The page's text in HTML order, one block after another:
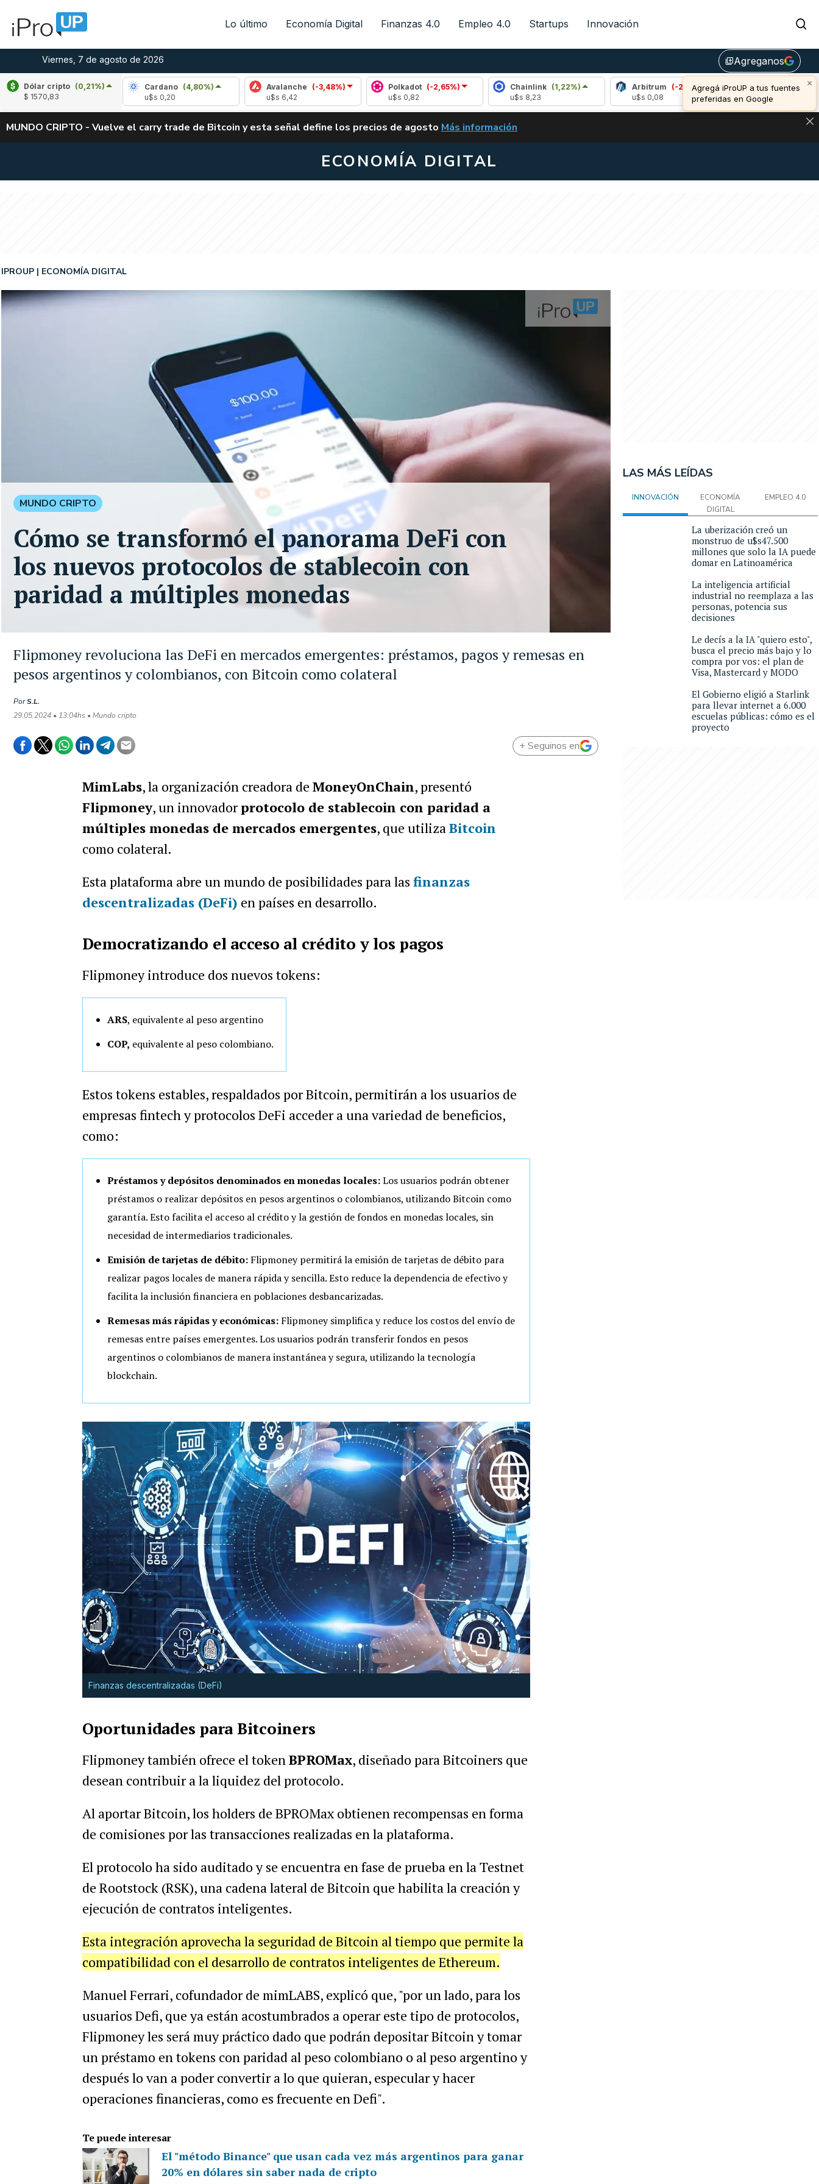
Lo último Economía Digital Finanzas 4.0 Empleo 4.0 Startups Innovación
Viernes, 7 de agosto de 2026 library_addAgreganos
×
Agregá iProUP a tus fuentes
preferidas en Google
Dólar cripto (0,21%)
$ 1570,83
(-1,57%)
Cardano
(4,80%)
Avalanche (-3,48%)
Polkadot
(-2,65%)
Chainlink
(1,22%)
Arbitrum
(-2,26%)
Bitcoin
(-0,21%)
u$s 64.382,00
ALERTA
MUNDO CRIPTO - Vuelve el carry trade de Bitcoin y esta señal define los precios de agosto VUELVE EL CARRY TRADE DE BITCOIN Y ESTA SEÑAL DEFINE LOS PRECIOS DE
Más información
ECONOMÍA DIGITAL
Flipmoney revoluciona las DeFi en mercados emergentes: préstamos, pagos y remesas en
pesos argentinos y colombianos, con Bitcoin como colateral
IPROUP ECONOMÍA DIGITAL
PorS.L.
29.05.2024 • 13:04hs • Mundo cripto
MUNDO CRIPTO
Cómo se transformó el panorama DeFi con
los nuevos protocolos de stablecoin con
paridad a múltiples monedas
+ Seguinos en
MimLabs, la organización creadora de MoneyOnChain, presentó
Flipmoney, un innovadorprotocolo de stablecoin con paridad a
múltiples monedas de mercados emergentes, que utilizaBitcoin
como colateral.
Esta plataforma abre un mundo de posibilidades para las finanzas
descentralizadas (DeFi) en países en desarrollo.
Democratizando el acceso al crédito y los pagos
Flipmoney introduce dos nuevos tokens:
ARS, equivalente al peso argentino
COP, equivalente al peso colombiano.
Estos tokens estables, respaldados por Bitcoin, permitirán a los usuarios de
empresas fintech y protocolos DeFi acceder a una variedad de beneficios,
como:
Préstamos y depósitos denominados en monedas locales:Los usuarios podrán obtener
préstamos o realizar depósitos en pesos argentinos o colombianos, utilizando Bitcoin como
garantía. Esto facilita el acceso al crédito y la gestión de fondos en monedas locales, sin
necesidad de intermediarios tradicionales.
Emisión de tarjetas de débito: Flipmoney permitirá la emisión de tarjetas de débito para
realizar pagos locales de manera rápida y sencilla. Esto reduce la dependencia de efectivo y
facilita la inclusión financiera en poblaciones desbancarizadas.
Remesas más rápidas y económicas:Flipmoney simplifica y reduce los costos del envío de
remesas entre países emergentes. Los usuarios podrán transferir fondos en pesos
argentinos o colombianos de manera instantánea y segura, utilizando la tecnología
blockchain.
Finanzas descentralizadas (DeFi)
Oportunidades para Bitcoiners
Flipmoney también ofrece el tokenBPROMax, diseñado para Bitcoiners que
desean contribuir a la liquidez del protocolo.
Al aportar Bitcoin, los holders de BPROMax obtienen recompensas en forma
de comisiones por las transacciones realizadas en la plataforma.
El protocolo ha sido auditado y se encuentra en fase de prueba en la Testnet
de Rootstock (RSK), una cadena lateral de Bitcoin que habilita la creación y
ejecución de contratos inteligentes.
Esta integración aprovecha la seguridad de Bitcoin al tiempo que permite la
compatibilidad con el desarrollo de contratos inteligentes de Ethereum.
Manuel Ferrari, cofundador de mimLABS, explicó que, "por un lado, para los
usuarios Defi, que ya están acostumbrados a operar este tipo de protocolos,
Flipmoney les será muy práctico dado que podrán depositar Bitcoin y tomar
un préstamo en tokens con paridad al peso colombiano o al peso argentino y
después lo van a poder convertir a lo que quieran, especular y hacer
operaciones financieras, como es frecuente en Defi".
Te puede interesar
El "método Binance" que usan cada vez más argentinos para ganar
20% en dólares sin saber nada de cripto
LAS MÁS LEÍDAS
INNOVACIÓN
ECONOMÍA
DIGITAL
EMPLEO 4.0
La uberización creó un
monstruo de u$s47.500
millones que solo la IA puede
domar en Latinoamérica
La inteligencia artificial
industrial no reemplaza a las
personas, potencia sus
decisiones
Le decís a la IA "quiero esto",
busca el precio más bajo y lo
compra por vos: el plan de
Visa, Mastercard y MODO
El Gobierno eligió a Starlink
para llevar internet a 6.000
escuelas públicas: cómo es el
proyecto